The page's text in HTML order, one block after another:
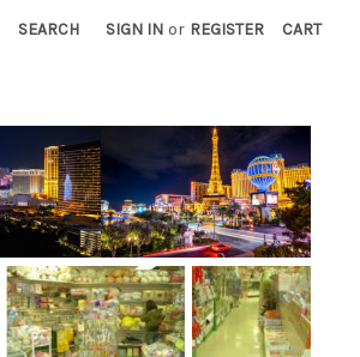
SEARCH SIGN IN or REGISTER CART